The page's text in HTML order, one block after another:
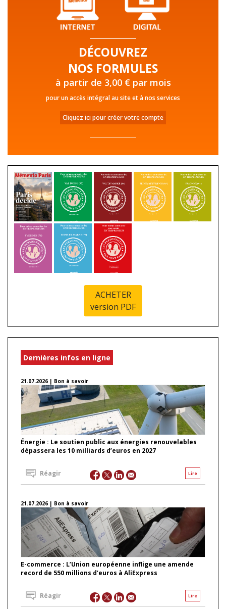
DÉCOUVREZ
NOS FORMULES
à partir de 3,00 € par mois
pour un accès intégral au site et à nos services
Cliquez ici pour créer votre compte
ACHETER
version PDF
Dernières infos en ligne
21.07.2026 | Bon à savoir
Énergie : Le soutien public aux énergies renouvelables
dépassera les 10 milliards d’euros en 2027
Lire
Réagir
21.07.2026 | Bon à savoir
E-commerce : L’Union européenne inflige une amende
record de 550 millions d’euros à AliExpress
Lire
Réagir